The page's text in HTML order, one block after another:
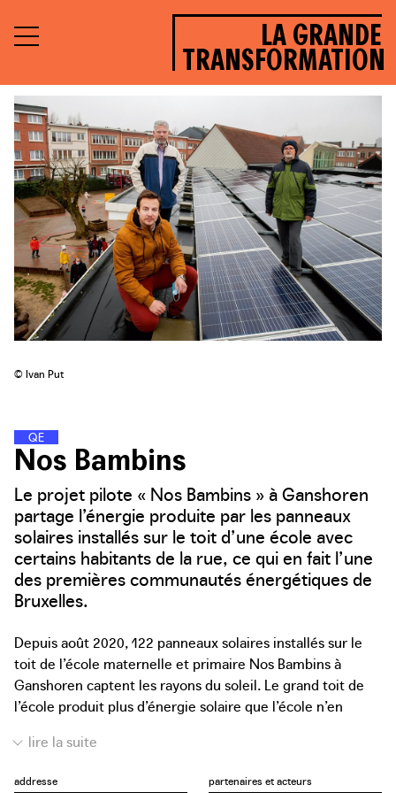
LA GRANDE
TRANSFORMATION
© Ivan Put
QU
A
R
T
IE
Nos Bambins
Le projet pilote « Nos Bambins » à Ganshoren
partage l’énergie produite par les panneaux
solaires installés sur le toit d’une école avec
certains habitants de la rue, ce qui en fait l’une
des premières communautés énergétiques de
Bruxelles.
Depuis août 2020, 122 panneaux solaires installés sur le
toit de l’école maternelle et primaire Nos Bambins à
Ganshoren captent les rayons du soleil. Le grand toit de
l’école produit plus d’énergie solaire que l’école n’en
week-ends. C’est pourquoi l’association sans but lucratif
addresse
partenaires et acteurs